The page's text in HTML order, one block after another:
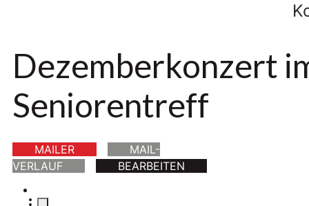
Dezemberkonzert
Seniorentreff
MAILER
MAIL-
VERLAUF
BEARBEITEN